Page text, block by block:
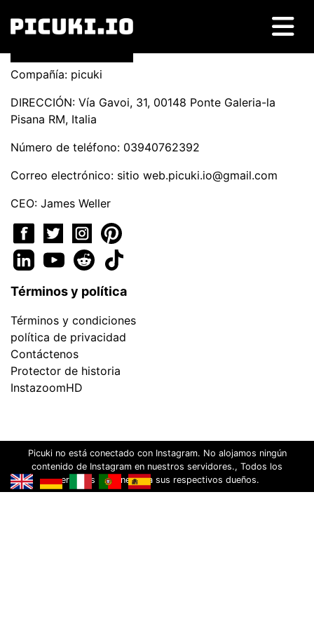
Compañía: picuki
DIRECCIÓN: Vía Gavoi, 31, 00148 Ponte Galeria-la
Pisana RM, Italia
Número de teléfono: 03940762392
Correo electrónico: sitio web.picuki.io@gmail.com
CEO: James Weller
Términos y política
Términos y condiciones
política de privacidad
Contáctenos
Protector de historia
InstazoomHD
Picuki no está conectado con Instagram. No alojamos ningún
contenido de Instagram en nuestros servidores., Todos los
derechos pertenecen a sus respectivos dueños.